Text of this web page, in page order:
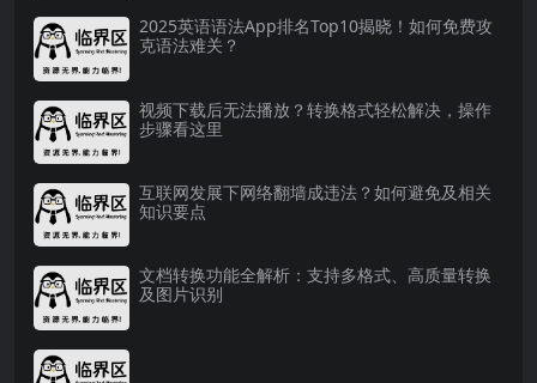
2025英语语法App排名Top10揭晓！如何免费攻
克语法难关？
视频下载后无法播放？转换格式轻松解决，操作
步骤看这里
互联网发展下网络翻墙成违法？如何避免及相关
知识要点
文档转换功能全解析：支持多格式、高质量转换
及图片识别